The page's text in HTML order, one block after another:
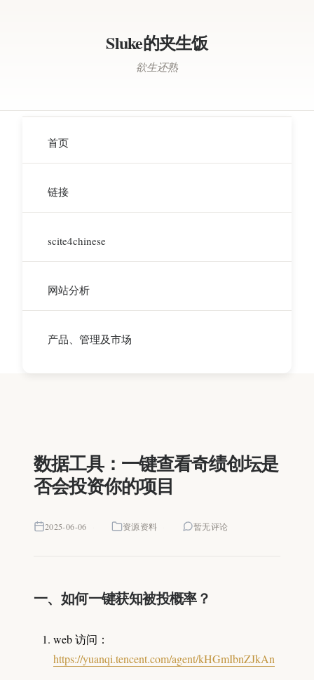
Sluke的夹生饭
欲生还熟
首页
链接
scite4chinese
网站分析
产品、管理及市场
数据工具：一键查看奇绩创坛是
否会投资你的项目
2025-06-06 资源资料 暂无评论
一、如何一键获知被投概率？
web 访问：
https://yuanqi.tencent.com/agent/kHGmIbnZJkAn